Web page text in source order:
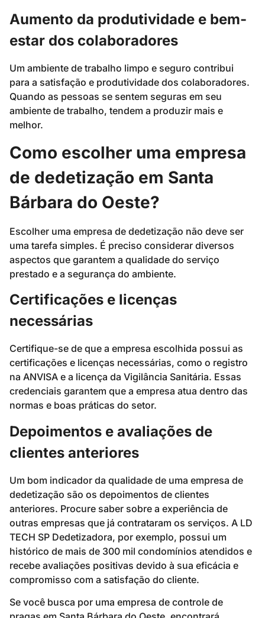
Aumento da produtividade e bem-
estar dos colaboradores
Um ambiente de trabalho limpo e seguro contribui
para a satisfação e produtividade dos colaboradores.
Quando as pessoas se sentem seguras em seu
ambiente de trabalho, tendem a produzir mais e
melhor.
Como escolher uma empresa
de dedetização em Santa
Bárbara do Oeste?
Escolher uma empresa de dedetização não deve ser
uma tarefa simples. É preciso considerar diversos
aspectos que garantem a qualidade do serviço
prestado e a segurança do ambiente.
Certificações e licenças
necessárias
Certifique-se de que a empresa escolhida possui as
certificações e licenças necessárias, como o registro
na ANVISA e a licença da Vigilância Sanitária. Essas
credenciais garantem que a empresa atua dentro das
normas e boas práticas do setor.
Depoimentos e avaliações de
clientes anteriores
Um bom indicador da qualidade de uma empresa de
dedetização são os depoimentos de clientes
anteriores. Procure saber sobre a experiência de
outras empresas que já contrataram os serviços. A LD
TECH SP Dedetizadora, por exemplo, possui um
histórico de mais de 300 mil condomínios atendidos e
recebe avaliações positivas devido à sua eficácia e
compromisso com a satisfação do cliente.
Se você busca por uma empresa de controle de